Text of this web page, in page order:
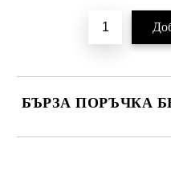
БЪРЗА ПОРЪЧКА